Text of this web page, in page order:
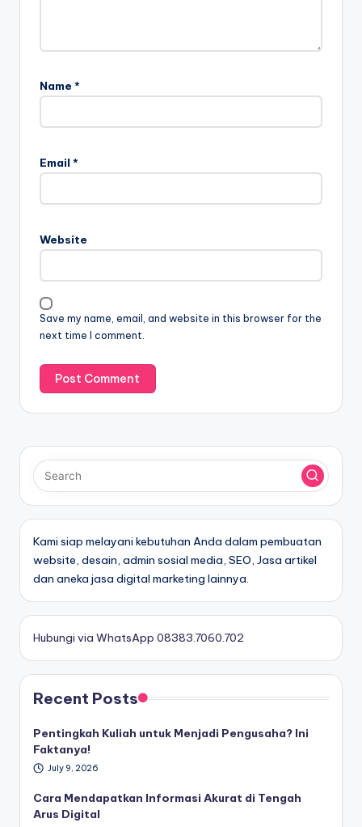
Name *
Email *
Website
Save my name, email, and website in this browser for the
next time I comment.
Kami siap melayani kebutuhan Anda dalam pembuatan
website, desain, admin sosial media, SEO, Jasa artikel
dan aneka jasa digital marketing lainnya.
Hubungi via WhatsApp 08383.7060.702
Recent Posts
Pentingkah Kuliah untuk Menjadi Pengusaha? Ini
Faktanya!
July 9, 2026
Cara Mendapatkan Informasi Akurat di Tengah
Arus Digital